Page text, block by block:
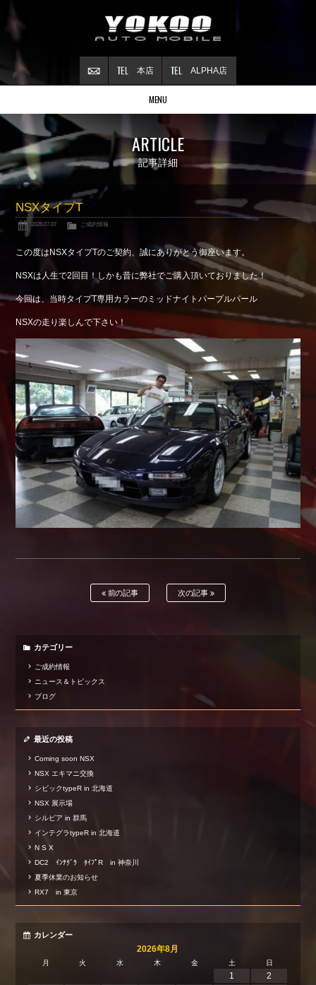
ALPHA店
本店
MENU
Stock list
在庫情報
Contract
ご成約情報
NSXについて
Reflesh Plan
買取査定
Blog
Shop info.
店舗紹介
Company
会社概要
ARTICLE
記事詳細
NSXタイプT
2026.07.07 ご成約情報
この度はNSXタイプTのご契約、誠にありがとう御座います。
NSXは人生で2回目！しかも昔に弊社でご購入頂いておりました！
今回は、当時タイプT専用カラーのミッドナイトパープルパール
NSXの走り楽しんで下さい！
前の記事 次の記事
カテゴリー
ご成約情報
ニュース＆トピックス
ブログ
最近の投稿
Coming soon NSX
NSX エキマニ交換
シビックtypeR in 北海道
NSX 展示場
シルビア in 群馬
インテグラtypeR in 北海道
N S X
DC2 ｲﾝﾃｸﾞﾗ ﾀｲﾌﾟR in 神奈川
夏季休業のお知らせ
RX7 in 東京
カレンダー
2026年8月
月 火 水 木 金 土 日
1
2